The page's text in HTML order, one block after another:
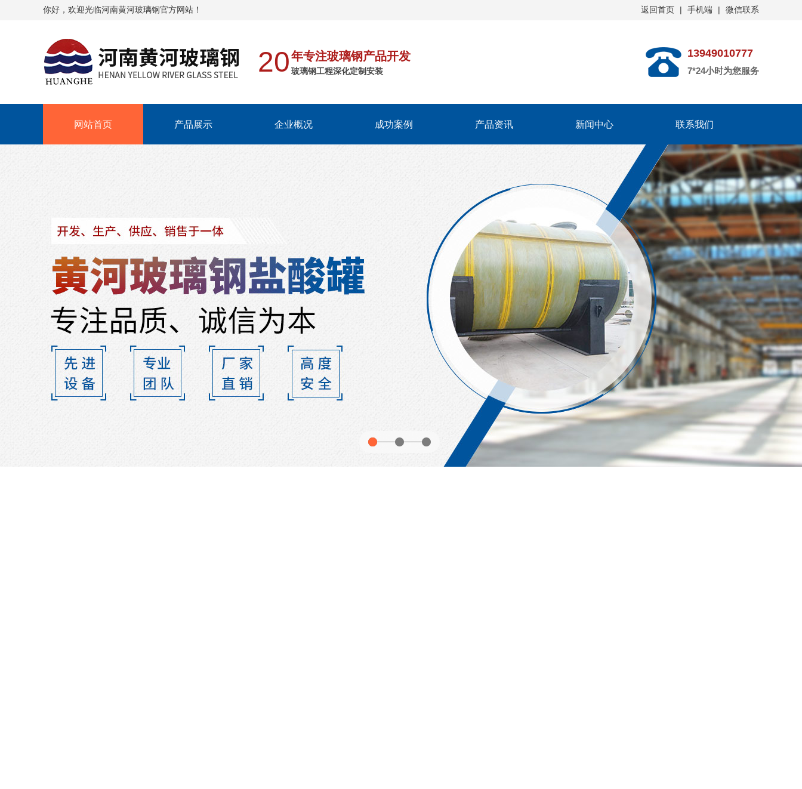
你好，欢迎光临河南黄河玻璃钢官方网站！ 返回首页 | 手机端 | 微信联系
20年专注玻璃钢产品开发
玻璃钢工程深化定制安装
13949010777
7*24小时为您服务
网站首页 产品展示 企业概况 成功案例 产品资讯 新闻中心 联系我们